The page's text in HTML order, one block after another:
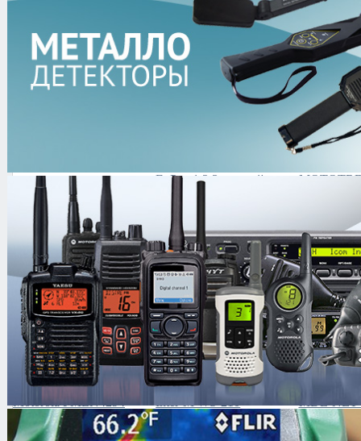
AKA Кондор-3 с
AKA Сигнум SFT 7270 AL-1100
ExPen 1,2,3 в синей
коробке
Васможет заинтересовать
Motorola PMLN4294 Inter-M WS-210 MDL-